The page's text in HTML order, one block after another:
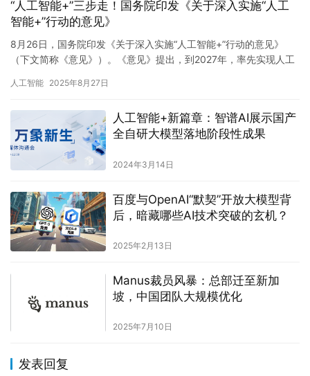
“人工智能+”三步走！国务院印发《关于深入实施“人工
智能+”行动的意见》
8月26日，国务院印发《关于深入实施“人工智能+”行动的意见》
（下文简称《意见》）。《意见》提出，到2027年，率先实现人工
人工智能 2025年8月27日
人工智能+新篇章：智谱AI展示国产
全自研大模型落地阶段性成果
2024年3月14日
百度与OpenAI“默契”开放大模型背
后，暗藏哪些AI技术突破的玄机？
2025年2月13日
Manus裁员风暴：总部迁至新加
坡，中国团队大规模优化
2025年7月10日
发表回复